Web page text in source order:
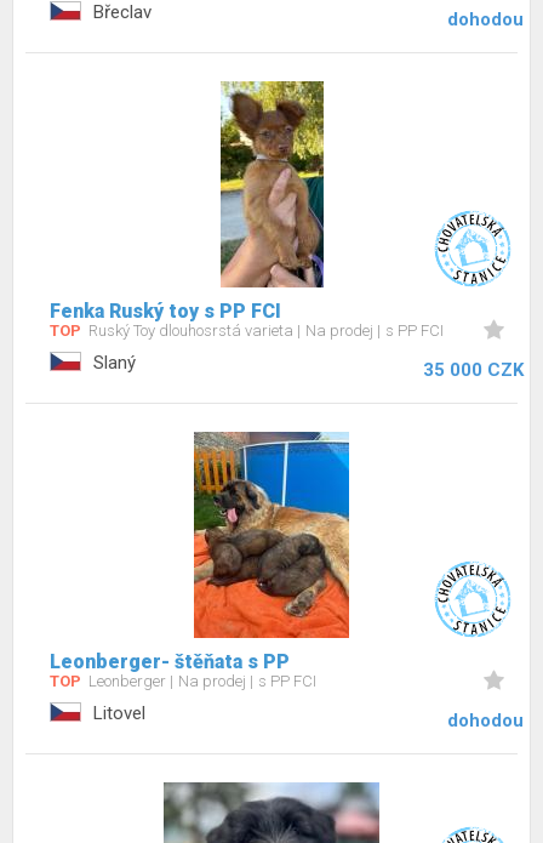
Břeclav dohodou
Fenka Ruský toy s PP FCI
TOP Ruský Toy dlouhosrstá varieta Na prodej s PP FCI
Slaný 35 000 CZK
Leonberger- štěňata s PP
TOP Leonberger Na prodej s PP FCI
Litovel dohodou